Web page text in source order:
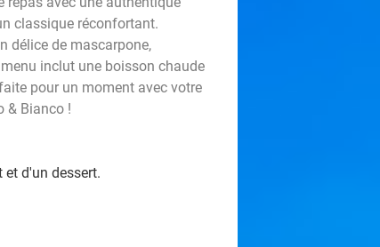
classique réconfortant.
délice de mascarpone,
inclut une boisson chaude
pour un moment avec votre
& Bianco !
et d'un dessert.